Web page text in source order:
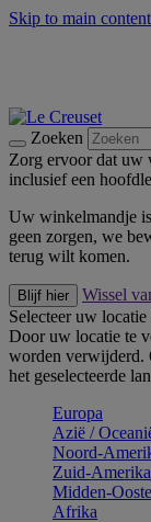
Skip to main content
Zoeken
Zorg ervoor dat uw
inclusief een
Uw winkelmandje
geen zorgen, we
terug wilt komen.
Blijf hier
Wissel
Selecteer uw locatie
Door uw locatie te
worden verwijderd.
het geselecteerde
Europa
Aziё /
Noord-
Zuid-Amerika
Midden-
Afrika